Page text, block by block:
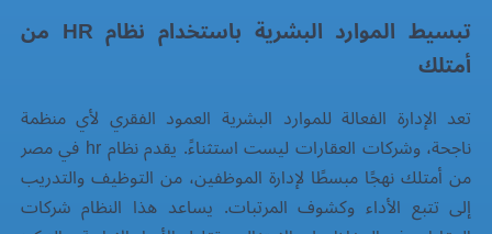
تبسيط الموارد البشرية باستخدام نظام HR من
أمتلك
تعد الإدارة الفعالة للموارد البشرية العمود الفقري لأي منظمة
ناجحة، وشركات العقارات ليست استثناءً. يقدمنظام hr في مصر
من أمتلك نهجًا مبسطًا لإدارة الموظفين، من التوظيف والتدريب
إلى تتبع الأداء وكشوف المرتبات. يساعد هذا النظام شركات